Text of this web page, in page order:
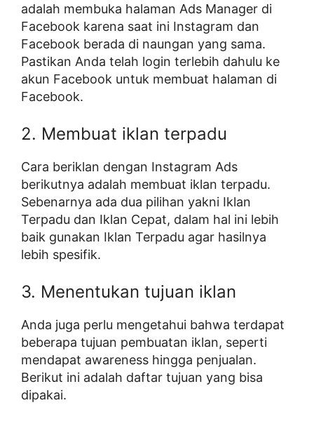
adalah membuka halaman Ads Manager di
Facebook karena saat ini Instagram dan
Facebook berada di naungan yang sama.
Pastikan Anda telah login terlebih dahulu ke
akun Facebook untuk membuat halaman di
Facebook.
2. Membuat iklan terpadu
Cara beriklan dengan Instagram Ads
berikutnya adalah membuat iklan terpadu.
Sebenarnya ada dua pilihan yakni Iklan
Terpadu dan Iklan Cepat, dalam hal ini lebih
baik gunakan Iklan Terpadu agar hasilnya
lebih spesifik.
3. Menentukan tujuan iklan
Anda juga perlu mengetahui bahwa terdapat
beberapa tujuan pembuatan iklan, seperti
mendapat awareness hingga penjualan.
Berikut ini adalah daftar tujuan yang bisa
dipakai.